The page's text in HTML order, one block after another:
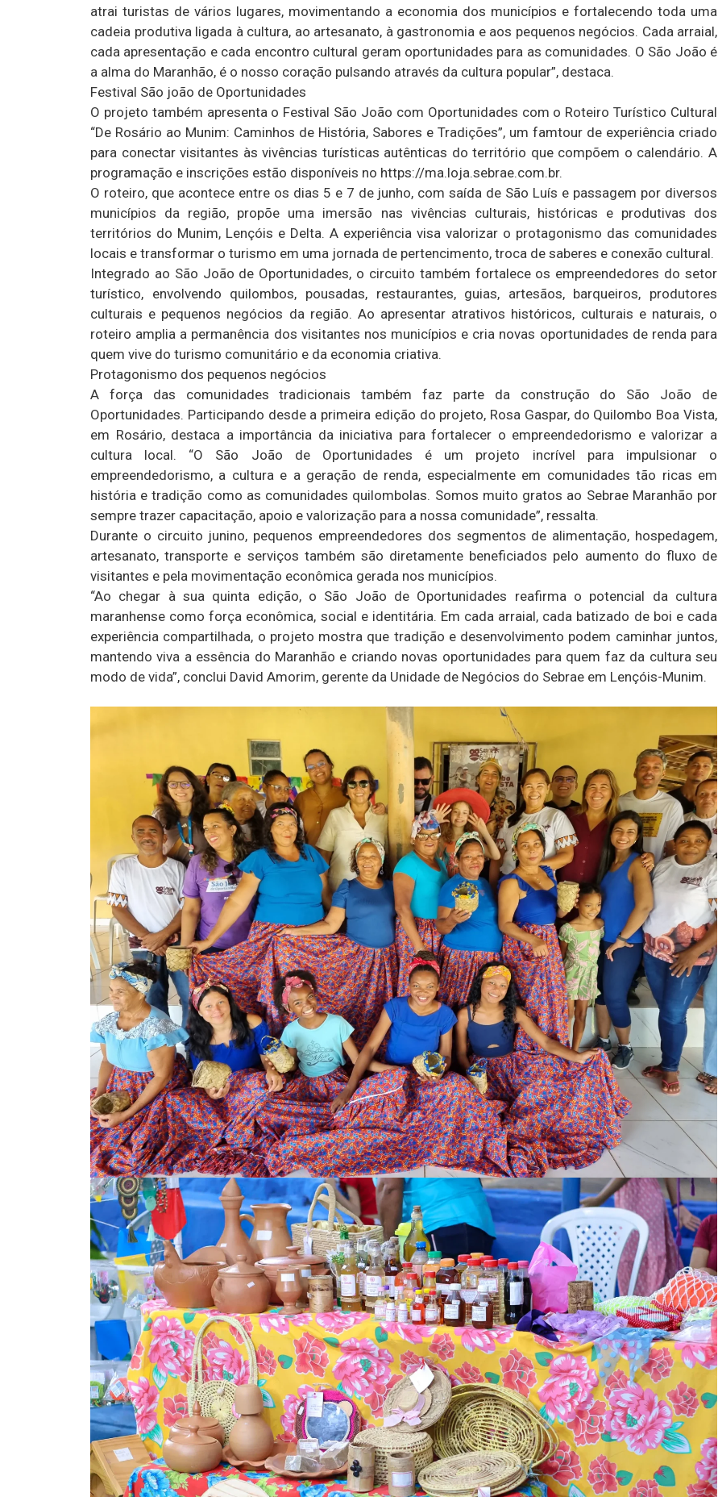
atrai turistas de vários lugares, movimentando a economia dos municípios e fortalecendo toda uma
cadeia produtiva ligada à cultura, ao artesanato, à gastronomia e aos pequenos negócios. Cada arraial,
cada apresentação e cada encontro cultural geram oportunidades para as comunidades. O São João é
a alma do Maranhão, é o nosso coração pulsando através da cultura popular”, destaca.
Festival São joão de Oportunidades
O projeto também apresenta o Festival São João com Oportunidades com o Roteiro Turístico Cultural
“De Rosário ao Munim: Caminhos de História, Sabores e Tradições”, um famtour de experiência criado
para conectar visitantes às vivências turísticas autênticas do território que compõem o calendário. A
programação e inscrições estão disponíveis no https://ma.loja.sebrae.com.br.
O roteiro, que acontece entre os dias 5 e 7 de junho, com saída de São Luís e passagem por diversos
municípios da região, propõe uma imersão nas vivências culturais, históricas e produtivas dos
territórios do Munim, Lençóis e Delta. A experiência visa valorizar o protagonismo das comunidades
locais e transformar o turismo em uma jornada de pertencimento, troca de saberes e conexão cultural.
Integrado ao São João de Oportunidades, o circuito também fortalece os empreendedores do setor
turístico, envolvendo quilombos, pousadas, restaurantes, guias, artesãos, barqueiros, produtores
culturais e pequenos negócios da região. Ao apresentar atrativos históricos, culturais e naturais, o
roteiro amplia a permanência dos visitantes nos municípios e cria novas oportunidades de renda para
quem vive do turismo comunitário e da economia criativa.
Protagonismo dos pequenos negócios
A força das comunidades tradicionais também faz parte da construção do São João de
Oportunidades. Participando desde a primeira edição do projeto, Rosa Gaspar, do Quilombo Boa Vista,
em Rosário, destaca a importância da iniciativa para fortalecer o empreendedorismo e valorizar a
cultura local. “O São João de Oportunidades é um projeto incrível para impulsionar o
empreendedorismo, a cultura e a geração de renda, especialmente em comunidades tão ricas em
história e tradição como as comunidades quilombolas. Somos muito gratos ao Sebrae Maranhão por
sempre trazer capacitação, apoio e valorização para a nossa comunidade”, ressalta.
Durante o circuito junino, pequenos empreendedores dos segmentos de alimentação, hospedagem,
artesanato, transporte e serviços também são diretamente beneficiados pelo aumento do fluxo de
visitantes e pela movimentação econômica gerada nos municípios.
“Ao chegar à sua quinta edição, o São João de Oportunidades reafirma o potencial da cultura
maranhense como força econômica, social e identitária. Em cada arraial, cada batizado de boi e cada
experiência compartilhada, o projeto mostra que tradição e desenvolvimento podem caminhar juntos,
mantendo viva a essência do Maranhão e criando novas oportunidades para quem faz da cultura seu
modo de vida”, conclui David Amorim, gerente da Unidade de Negócios do Sebrae em Lençóis-Munim.